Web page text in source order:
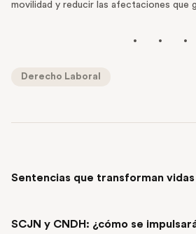
movilidad y reducir las afectaciones que
Derecho Laboral
Sentencias que transforman vidas
SCJN y CNDH: ¿cómo se